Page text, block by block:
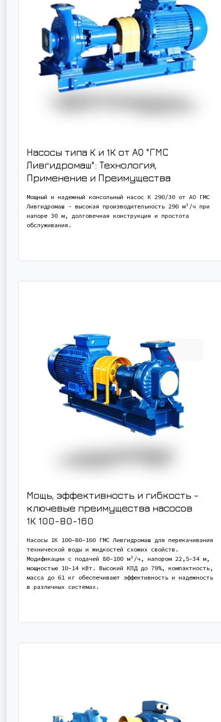
Насосы типа К и 1К от АО "ГМС
Ливгидромаш": Технология,
Применение и Преимущества
Мощный и надежный консольный насос К 290/30 от АО ГМС
Ливгидромаш - высокая производительность 290 м³/ч при
напоре 30 м, долговечная конструкция и простота
обслуживания.
Мощь, эффективность и гибкость -
ключевые преимущества насосов
1К 100-80-160
Насосы 1К 100-80-160 ГМС Ливгидромаш для перекачивания
технической воды и жидкостей схожих свойств.
Модификации с подачей 80-100 м³/ч, напором 22,5-34 м,
мощностью 10-14 кВт. Высокий КПД до 79%, компактность,
масса до 61 кг обеспечивают эффективность и надежность
в различных системах.